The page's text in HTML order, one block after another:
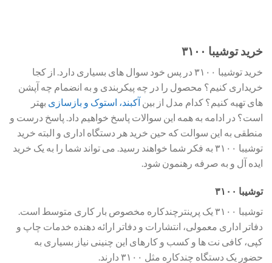
خرید توشیبا ۳۱۰۰
خرید توشیبا ۳۱۰۰ در پس خود سوال های بسیاری دارد. از کجا
خریداری کنیم؟ محصول را در چه پیکربندی و به انضمام چه آپشن
های تهیه کنیم؟ کدام مدل از بین آکبند، استوک و بازسازی بهتر
است؟ در ادامه به همه این سوالات پاسخ خواهیم داد. پاسخ درست و
منطقی به این سوالت که حین خرید هر دستگاه اداری و البته خرید
توشیبا ۳۱۰۰ به فکر شما خواهند رسید. می تواند شما را به یک خرید
ایده آل و به صرفه رهنمون شود.
توشیبا ۳۱۰۰
توشیبا ۳۱۰۰ یک پرینترچندکاره مخصوص بار کاری متوسط است.
دفاتر اداری معمولی، انتشارات و دفاتر ارائه دهنده خدمات چاپ و
کپی، کافی نت ها و کسب و کارهای این چنینی نیاز بسیاری به
حضور یک دستگاه چندکاره مثل ۳۱۰۰ دارند.